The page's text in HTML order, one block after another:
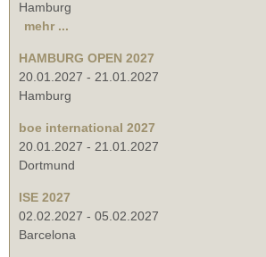
Hamburg
mehr ...
HAMBURG OPEN 2027
20.01.2027 - 21.01.2027
Hamburg
boe international 2027
20.01.2027 - 21.01.2027
Dortmund
ISE 2027
02.02.2027 - 05.02.2027
Barcelona